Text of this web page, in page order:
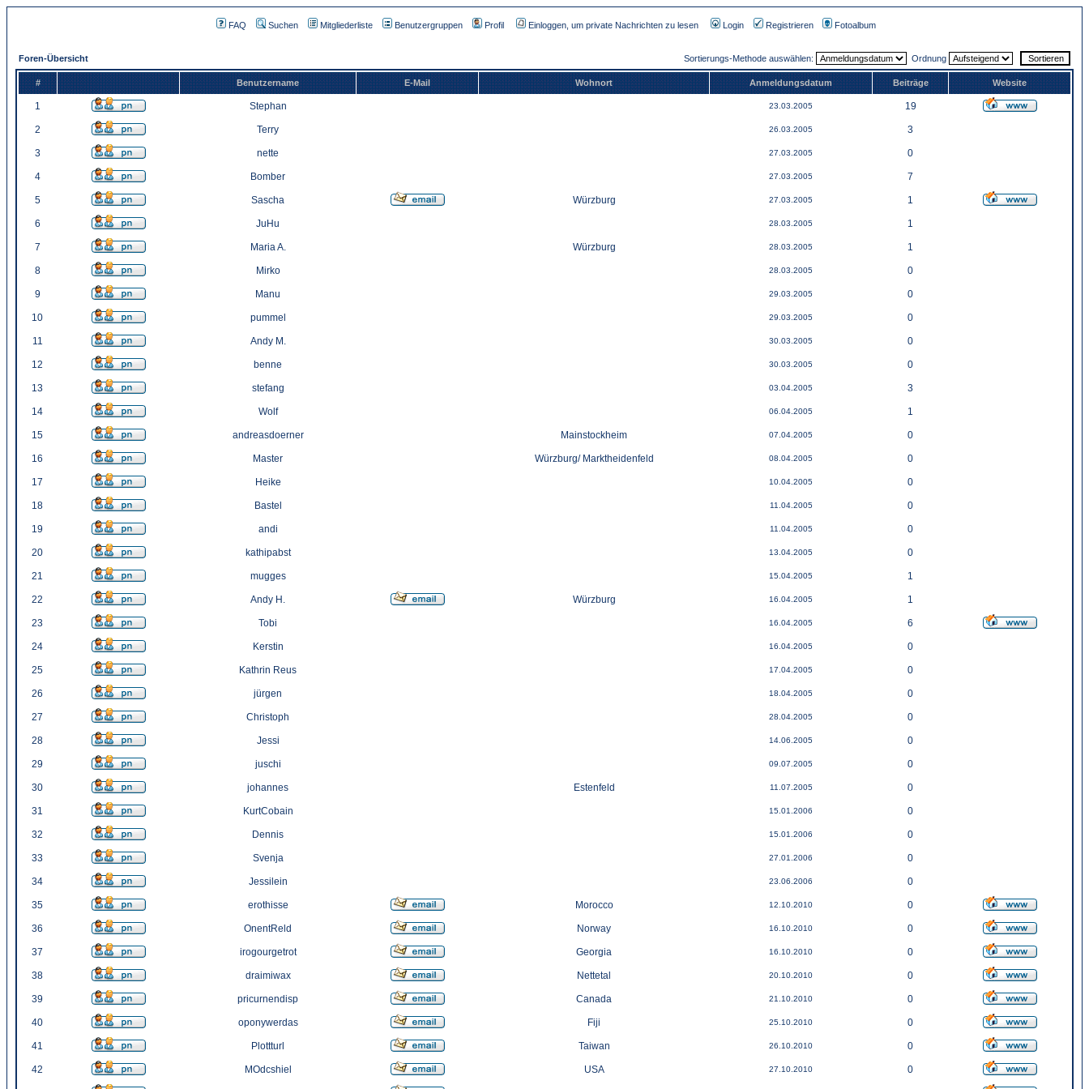
FAQ Suchen Mitgliederliste Benutzergruppen Profil Einloggen, um private Nachrichten zu lesen Login Registrieren Fotoalbum
Foren-Übersicht Sortierungs-Methode auswählen: Ordnung
# Benutzername E-Mail Wohnort Anmeldungsdatum Beiträge Website
1 Stephan 23.03.2005 19
2 Terry 26.03.2005 3
3 nette 27.03.2005 0
4 Bomber 27.03.2005 7
5 Sascha Würzburg 27.03.2005 1
6 JuHu 28.03.2005 1
7 Maria A. Würzburg 28.03.2005 1
8 Mirko 28.03.2005 0
9 Manu 29.03.2005 0
10 pummel 29.03.2005 0
11 Andy M. 30.03.2005 0
12 benne 30.03.2005 0
13 stefang 03.04.2005 3
14 Wolf 06.04.2005 1
15 andreasdoerner Mainstockheim 07.04.2005 0
16 Master Würzburg/ Marktheidenfeld 08.04.2005 0
17 Heike 10.04.2005 0
18 Bastel 11.04.2005 0
19 andi 11.04.2005 0
20 kathipabst 13.04.2005 0
21 mugges 15.04.2005 1
22 Andy H. Würzburg 16.04.2005 1
23 Tobi 16.04.2005 6
24 Kerstin 16.04.2005 0
25 Kathrin Reus 17.04.2005 0
26 jürgen 18.04.2005 0
27 Christoph 28.04.2005 0
28 Jessi 14.06.2005 0
29 juschi 09.07.2005 0
30 johannes Estenfeld 11.07.2005 0
31 KurtCobain 15.01.2006 0
32 Dennis 15.01.2006 0
33 Svenja 27.01.2006 0
34 Jessilein 23.06.2006 0
35 erothisse Morocco 12.10.2010 0
36 OnentReld Norway 16.10.2010 0
37 irogourgetrot Georgia 16.10.2010 0
38 draimiwax Nettetal 20.10.2010 0
39 pricurnendisp Canada 21.10.2010 0
40 oponywerdas Fiji 25.10.2010 0
41 Plottturl Taiwan 26.10.2010 0
42 MOdcshiel USA 27.10.2010 0